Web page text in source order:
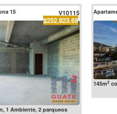
15 V10115
$252,823.69
1 Ambiente, 2 parqueos
145m2